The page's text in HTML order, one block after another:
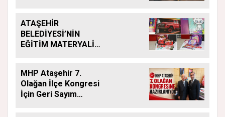
ATAŞEHİR
BELEDİYESİ’NİN
EĞİTİM MATERYALİ
SÜRÜYOR
MHP Ataşehir 7.
Olağan İlçe Kongresi
İçin Geri Sayım